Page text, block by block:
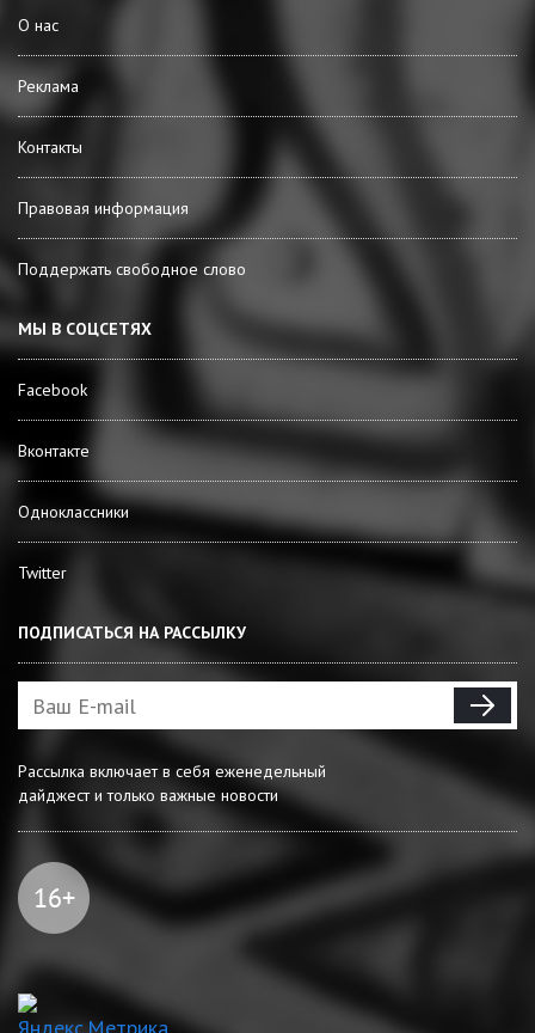
О нас
Реклама
Контакты
Правовая информация
Поддержать свободное слово
МЫ В СОЦСЕТЯХ
Facebook
Вконтакте
Одноклассники
Twitter
ПОДПИСАТЬСЯ НА РАССЫЛКУ
Рассылка включает в себя еженедельный
дайджест и только важные новости